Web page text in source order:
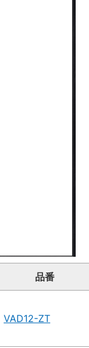
品番
VAD12-ZT